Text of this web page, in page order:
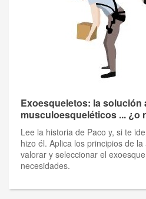
Exoesqueletos: la solución
musculoesqueléticos ... ¿o
Lee la historia de Paco y, si te
hizo él. Aplica los principios de
valorar y seleccionar el
necesidades.